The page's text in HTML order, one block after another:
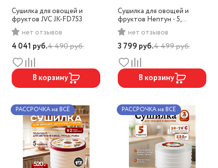
Сушилка для овощей и
фруктов JVC JK-FD753
нет отзывов
4 041 руб.4 490руб.
В корзину
Сушилка для овощей и
фруктов Нептун - 5,
КАЖИ.332219.009
нет отзывов
3 799 руб.4 499руб.
В корзину
РАССРОЧКА на ВСЁ РАССРОЧКА на ВСЁ